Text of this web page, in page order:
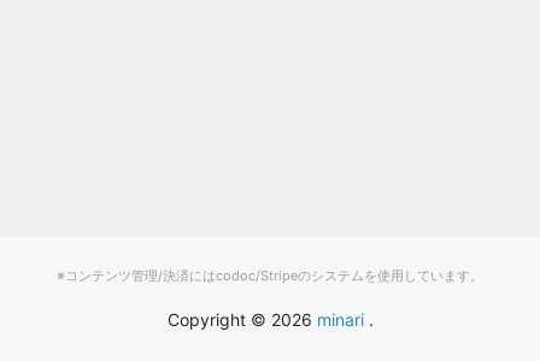
※コンテンツ管理/決済にはcodoc/Stripeのシステムを使用しています。
Copyright © 2026 minari.